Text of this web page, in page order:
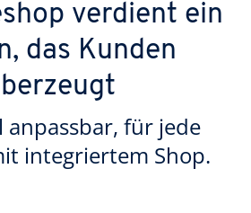
verdient ein
das Kunden
anpassbar, für jede
integriertem Shop.